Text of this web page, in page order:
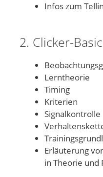
Infos zum
2. Clicker-
Lerntheorie
Timing
Kriterien
Signalkontrolle
Erläuterung
in Theorie und